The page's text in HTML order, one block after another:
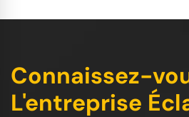
Connaissez-
L'entreprise